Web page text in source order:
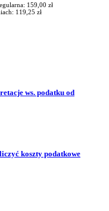
159,00 zł
119,25 zł
ws. podatku od
koszty podatkowe